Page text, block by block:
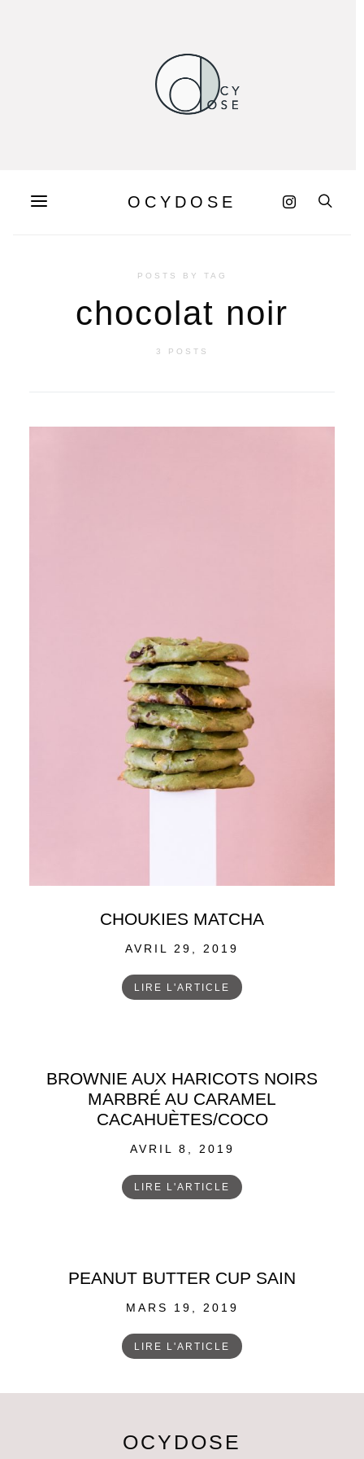
OCYDOSE
POSTS BY TAG
chocolat noir
3 POSTS
CHOUKIES MATCHA
POSTED
AVRIL 29, 2019
LIRE L'ARTICLE
BROWNIE AUX HARICOTS NOIRS
MARBRÉ AU CARAMEL
CACAHUÈTES/COCO
POSTED
AVRIL 8, 2019
LIRE L'ARTICLE
PEANUT BUTTER CUP SAIN
POSTED
MARS 19, 2019
LIRE L'ARTICLE
OCYDOSE